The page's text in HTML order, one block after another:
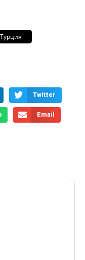
Турция
Twitter
Email